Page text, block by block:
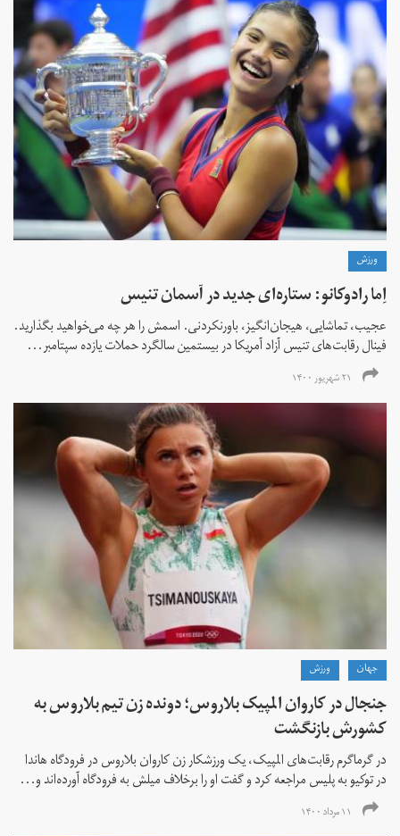
ورزش
اِما رادوکانو: ستاره‌ای جدید در آسمان تنیس
عجیب، تماشایی، هیجان‌انگیز، باورنکردنی. اسمش را هر چه می‌خواهید بگذارید.
فینال رقابت‌های تنیس آزاد آمریکا در بیستمین سالگرد حملات یازده سپتامبر...
۲۱ شهریور ۱۴۰۰
جهان ورزش
جنجال در کاروان المپیک بلاروس؛ دونده زن تیم بلاروس به
کشورش بازنگشت
در گرماگرم رقابت‌های المپیک، یک ورزشکار زن کاروان بلاروس در فرودگاه هاندا
در توکیو به پلیس مراجعه کرد و گفت او را برخلاف میلش به فرودگاه آورده‌اند و...
۱۱ مرداد ۱۴۰۰